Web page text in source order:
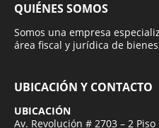
QUIÉNES SOMOS
Somos una empresa
área fiscal y jurídica de
UBICACIÓN Y CONTACTO
UBICACIÓN
Av. Revolución # 2703 – 2